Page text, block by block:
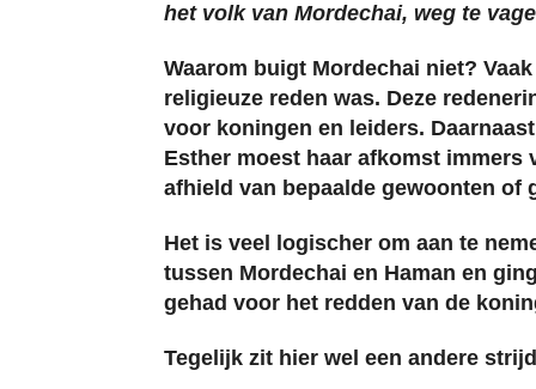
het volk van Mordechai, weg te
Waarom buigt Mordechai niet?
religieuze reden was. Deze
voor koningen en leiders.
Esther moest haar afkomst immers
afhield van bepaalde gewoonten
Het is veel logischer om aan te
tussen Mordechai en Haman en
gehad voor het redden van de
Tegelijk zit hier wel een andere